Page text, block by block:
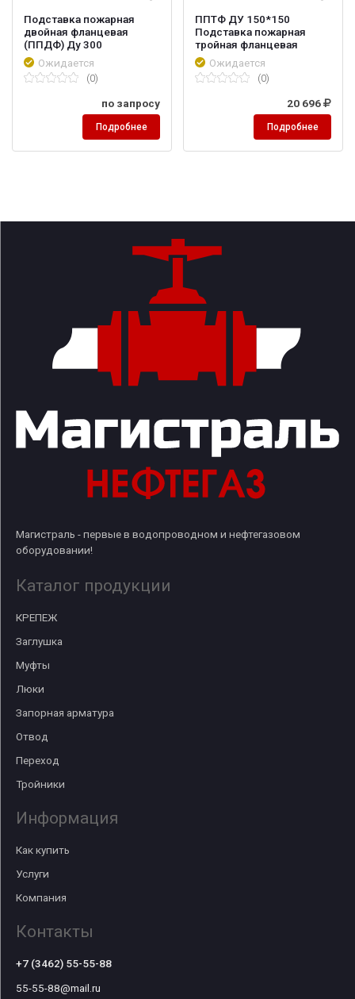
Подставка пожарная
двойная фланцевая
(ППДФ) Ду 300
Ожидается
(0)
по запросу
Подробнее
ППТФ ДУ 150*150
Подставка пожарная
тройная фланцевая
Ожидается
(0)
20 696
Подробнее
Магистраль - первые в водопроводном и нефтегазовом
оборудовании!
Каталог продукции
КРЕПЕЖ
Заглушка
Муфты
Люки
Запорная арматура
Отвод
Переход
Тройники
Информация
Как купить
Услуги
Компания
Контакты
+7 (3462) 55-55-88
55-55-88@mail.ru